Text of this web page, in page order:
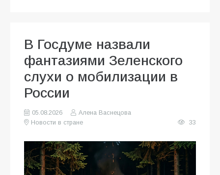
В Госдуме назвали
фантазиями Зеленского
слухи о мобилизации в
России
05.08.2026
Алена Васнецова
Новости в стране
33